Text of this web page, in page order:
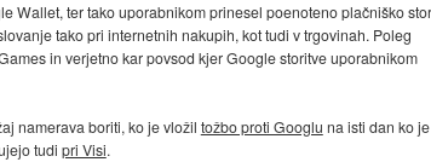
Wallet, ter tako uporabnikom prinesel poenoteno plačniško
tako pri internetnih nakupih, kot tudi v trgovinah. Poleg
in verjetno kar povsod kjer Google storitve uporabnikom
namerava boriti, ko je vložil tožbo proti Googlu na isti dan ko
tudi pri Visi.